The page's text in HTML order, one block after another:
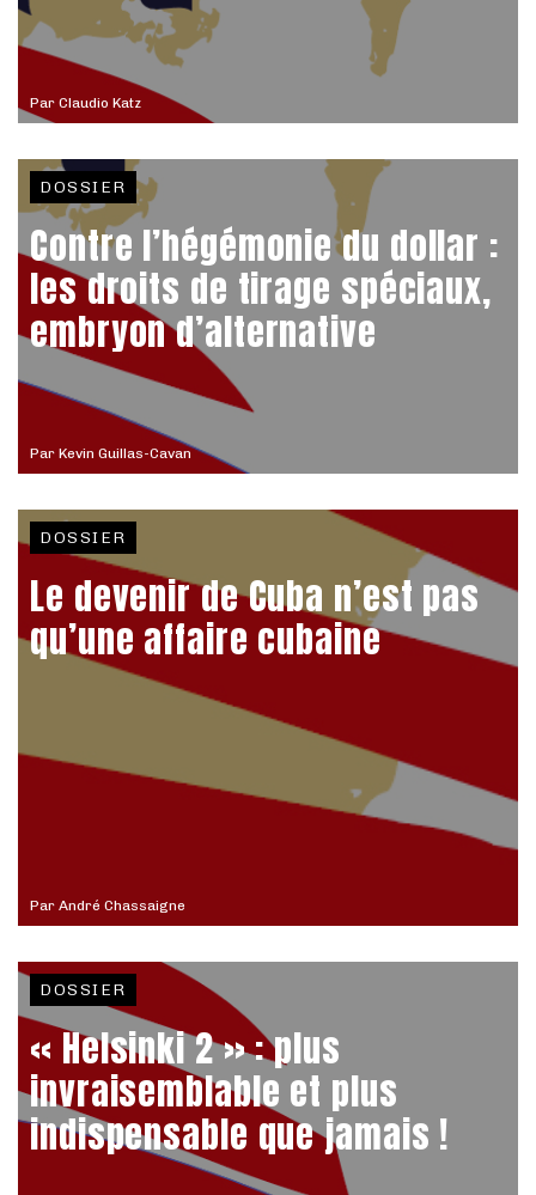
Par Claudio Katz
Par Kevin Guillas-Cavan
DOSSIER
Contre l’hégémonie du dollar :
les droits de tirage spéciaux,
embryon d’alternative
Par André Chassaigne
DOSSIER
Le devenir de Cuba n’est pas
qu’une affaire cubaine
DOSSIER
« Helsinki 2 » : plus
invraisemblable et plus
indispensable que jamais !